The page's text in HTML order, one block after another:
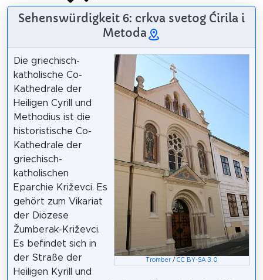
Sehenswürdigkeit 6: crkva svetog Ćirila i
Metoda
Tromber /CC BY-SA 3.0
Die griechisch-
katholische Co-
Kathedrale der
Heiligen Cyrill und
Methodius ist die
historistische Co-
Kathedrale der
griechisch-
katholischen
Eparchie Križevci. Es
gehört zum Vikariat
der Diözese
Žumberak-Križevci.
Es befindet sich in
der Straße der
Heiligen Kyrill und